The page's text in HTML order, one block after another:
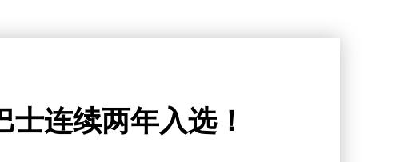
连续两年入选！